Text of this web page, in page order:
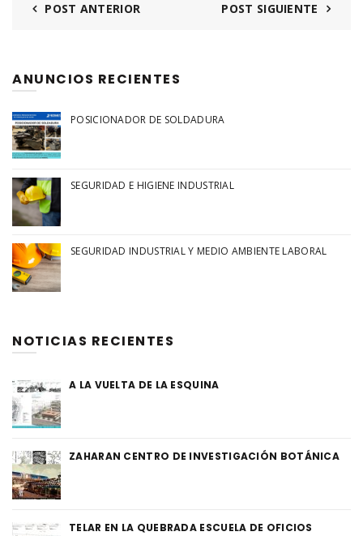
POST ANTERIOR POST SIGUIENTE
ANUNCIOS RECIENTES
POSICIONADOR DE SOLDADURA
SEGURIDAD E HIGIENE INDUSTRIAL
SEGURIDAD INDUSTRIAL Y MEDIO AMBIENTE LABORAL
NOTICIAS RECIENTES
A LA VUELTA DE LA ESQUINA
ZAHARAN CENTRO DE INVESTIGACIÓN BOTÁNICA
TELAR EN LA QUEBRADA ESCUELA DE OFICIOS